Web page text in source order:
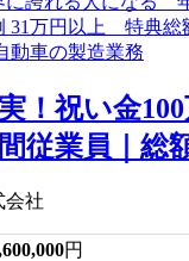
！祝い金
従業員｜総
会社
円